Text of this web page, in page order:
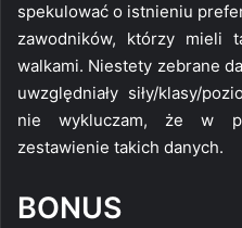
spekulować o istnieniu
zawodników, którzy mieli
walkami. Niestety zebrane
uwzględniały siły/klasy/
nie wykluczam, że w
zestawienie takich danych.
BONUS